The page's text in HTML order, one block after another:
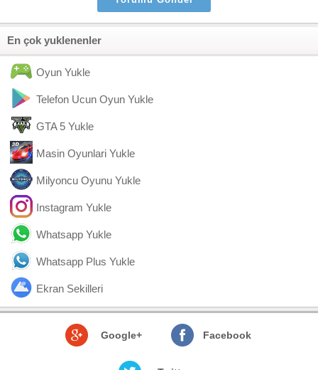
En çok yuklenenler
Oyun Yukle
Telefon Ucun Oyun Yukle
GTA 5 Yukle
Masin Oyunlari Yukle
Milyoncu Oyunu Yukle
Instagram Yukle
Whatsapp Yukle
Whatsapp Plus Yukle
Ekran Sekilleri
Google+ Facebook